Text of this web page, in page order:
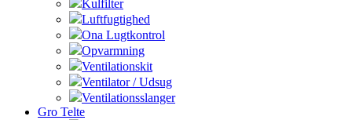
Kulfilter
Luftfugtighed
Ona Lugtkontrol
Opvarmning
Ventilationskit
Ventilator / Udsug
Ventilationsslanger
Gro Telte